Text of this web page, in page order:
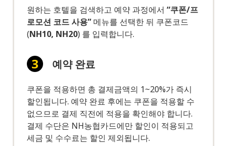
원하는 호텔을 검색하고 예약 과정에서 “쿠폰/프
로모션 코드 사용” 메뉴를 선택한 뒤 쿠폰코드
(NH10, NH20) 를 입력합니다.
예약 완료
쿠폰을 적용하면 총 결제금액의 1~20%가 즉시
할인됩니다. 예약 완료 후에는 쿠폰을 적용할 수
없으므로 결제 직전에 적용을 확인해야 합니다.
결제 수단은 NH농협카드에만 할인이 적용되고
세금 및 수수료는 할인 제외됩니다.